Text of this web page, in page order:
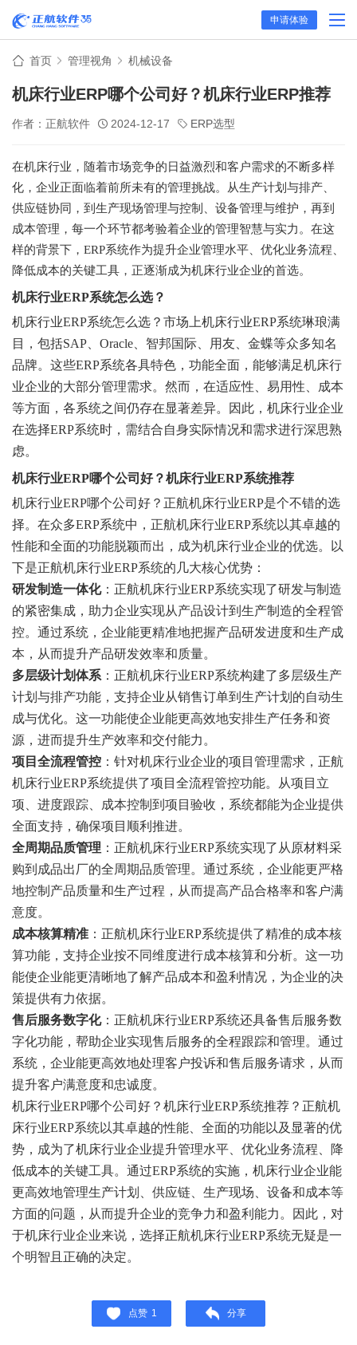
申请体验
首页 管理视角 机械设备
机床行业ERP哪个公司好？机床行业ERP推荐‌
作者：正航软件 2024-12-17 ERP选型
在机床行业，随着市场竞争的日益激烈和客户需求的不断多样
化，企业正面临着前所未有的管理挑战。从生产计划与排产、
供应链协同，到生产现场管理与控制、设备管理与维护，再到
成本管理，每一个环节都考验着企业的管理智慧与实力。在这
样的背景下， ERP系统作为提升企业管理水平、优化业务流程、
降低成本的关键工具，正逐渐成为机床行业企业的首选。
机床行业ERP系统怎么选？
机床行业ERP系统怎么选？市场上机床行业ERP系统琳琅满
目，包括SAP、Oracle、智邦国际、用友、金蝶等众多知名
品牌。这些ERP系统各具特色，功能全面，能够满足机床行
业企业的大部分管理需求。然而，在适应性、易用性、成本
等方面，各系统之间仍存在显著差异。因此，机床行业企业
在选择ERP系统时，需结合自身实际情况和需求进行深思熟
虑。
机床行业ERP哪个公司好？机床行业ERP系统推荐
机床行业ERP哪个公司好？正航机床行业ERP是个不错的选
择。在众多ERP系统中，正航机床行业ERP系统以其卓越的
性能和全面的功能脱颖而出，成为机床行业企业的优选。以
下是正航机床行业ERP系统的几大核心优势：
‌研发制造一体化‌：正航机床行业ERP系统实现了研发与制造
的紧密集成，助力企业实现从产品设计到生产制造的全程管
控。通过系统，企业能更精准地把握产品研发进度和生产成
本，从而提升产品研发效率和质量。
‌多层级计划体系‌ ：正航机床行业ERP系统构建了多层级生产
计划与排产功能，支持企业从销售订单到生产计划的自动生
成与优化。这一功能使企业能更高效地安排生产任务和资
源，进而提升生产效率和交付能力。
‌项目全流程管控‌ ：针对机床行业企业的项目管理需求，正航
机床行业ERP系统提供了项目全流程管控功能。从项目立
项、进度跟踪、成本控制到项目验收，系统都能为企业提供
全面支持，确保项目顺利推进。
全周期品质管理‌ ：正航机床行业ERP系统实现了从原材料采
购到成品出厂的全周期品质管理。通过系统，企业能更严格
地控制产品质量和生产过程，从而提高产品合格率和客户满
意度。
成本核算精准‌ ：正航机床行业ERP系统提供了精准的成本核
算功能，支持企业按不同维度进行成本核算和分析。这一功
能使企业能更清晰地了解产品成本和盈利情况，为企业的决
策提供有力依据。
售后服务数字化‌：正航机床行业ERP系统还具备售后服务数
字化功能，帮助企业实现售后服务的全程跟踪和管理。通过
系统，企业能更高效地处理客户投诉和售后服务请求，从而
提升客户满意度和忠诚度。
机床行业ERP哪个公司好？机床行业ERP系统推荐？正航机
床行业ERP系统以其卓越的性能、全面的功能以及显著的优
势，成为了机床行业企业提升管理水平、优化业务流程、降
低成本的关键工具。通过ERP系统的实施，机床行业企业能
更高效地管理生产计划、供应链、生产现场、设备和成本等
方面的问题，从而提升企业的竞争力和盈利能力。因此，对
于机床行业企业来说，选择正航机床行业ERP系统无疑是一
个明智且正确的决定。
点赞 1 分享